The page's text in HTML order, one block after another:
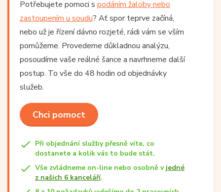
Potřebujete pomoci s podáním žaloby nebo
zastoupením u soudu? Ať spor teprve začíná,
nebo už je řízení dávno rozjeté, rádi vám se vším
pomůžeme. Provedeme důkladnou analýzu,
posoudíme vaše reálné šance a navrhneme další
postup. To vše do 48 hodin od objednávky
služeb.
Chci pomoct
Při objednání služby přesně víte, co
dostanete a kolik vás to bude stát.
Vše zvládneme on-line nebo osobně v jedné
z našich 6 kanceláří.